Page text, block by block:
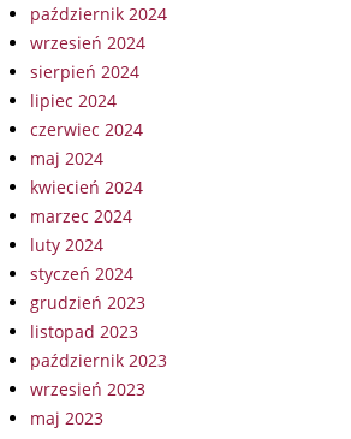
październik 2024
wrzesień 2024
sierpień 2024
lipiec 2024
czerwiec 2024
maj 2024
kwiecień 2024
marzec 2024
luty 2024
styczeń 2024
grudzień 2023
listopad 2023
październik 2023
wrzesień 2023
maj 2023